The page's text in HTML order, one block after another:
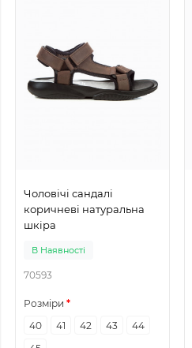
Чоловічі сандалі
коричневі натуральна
шкіра
В Наявності
70593
Розміри
40
41 42 43
44